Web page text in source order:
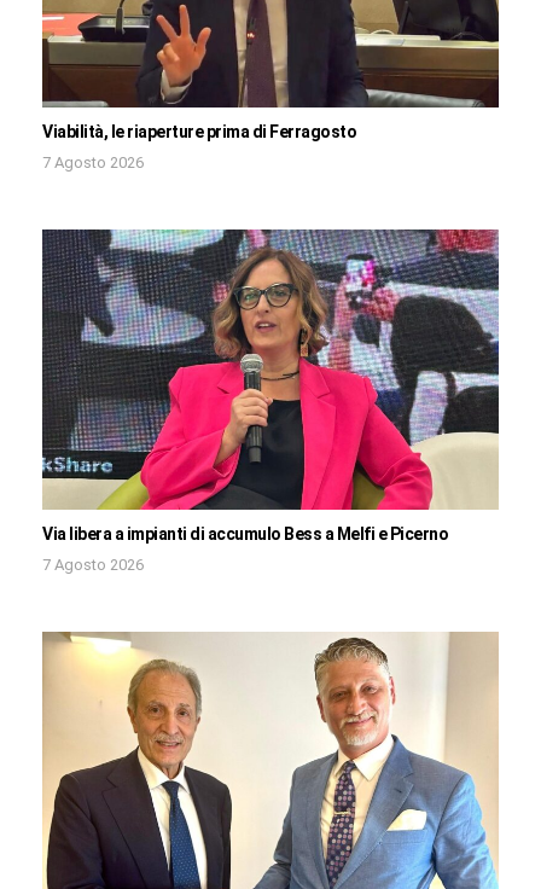
Viabilità, le riaperture prima di Ferragosto
7 Agosto 2026
Via libera a impianti di accumulo Bess a Melfi e Picerno
7 Agosto 2026